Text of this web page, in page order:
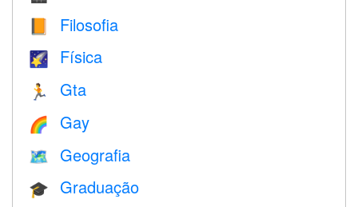
📙 Filosofia
🌠 Física
🏃 Gta
🌈 Gay
🗺 Geografia
🎓 Graduação